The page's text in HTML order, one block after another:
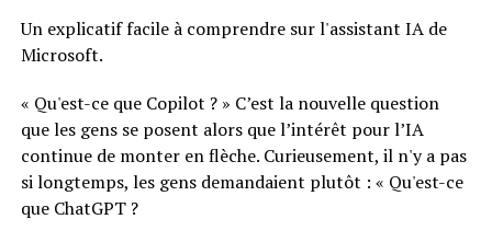
Un explicatif facile à comprendre sur l'assistant IA de
Microsoft.
« Qu'est-ce que Copilot ? » C’est la nouvelle question
que les gens se posent alors que l’intérêt pour l’IA
continue de monter en flèche. Curieusement, il n'y a pas
si longtemps, les gens demandaient plutôt : « Qu'est-ce
que ChatGPT ?